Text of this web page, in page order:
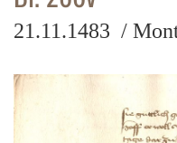
21.11.1483 /